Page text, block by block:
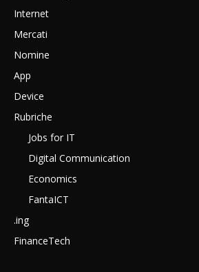
Internet
Mercati
Nomine
App
Device
Rubriche
Jobs for IT
Digital Communication
Economics
FantaICT
.ing
FinanceTech